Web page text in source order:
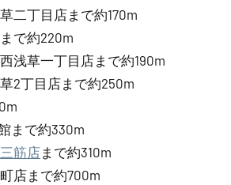
二丁目店まで約170m
で約220m
浅草一丁目店まで約190m
2丁目店まで約250m
まで約330m
筋店まで約310m
店まで約700m